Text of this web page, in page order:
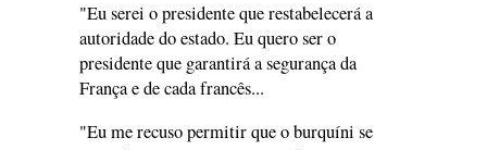
"Eu serei o presidente que restabelecerá a
autoridade do estado. Eu quero ser o
presidente que garantirá a segurança da
França e de cada francês...
"Eu me recuso permitir que o burquíni se